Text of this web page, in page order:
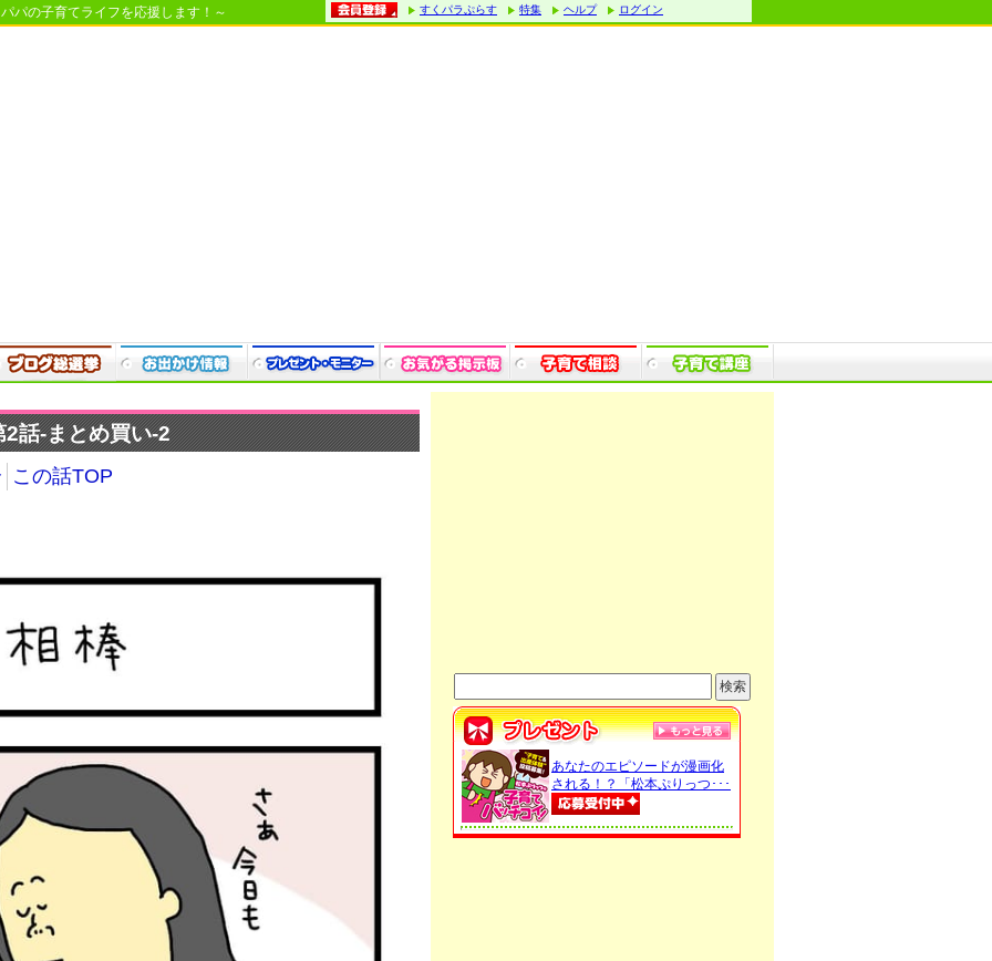
パの子育てライフを応援します！～ すくパラぷらす 特集 ヘルプ ログイン
話-まとめ買い-2
この話TOP
あなたのエピソードが漫画化
される！？「松本ぷりっつ･･･